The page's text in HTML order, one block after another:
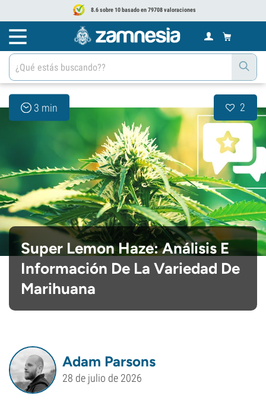
8.6 sobre 10 basado en 79708 valoraciones
3 min 2
Super Lemon Haze: Análisis E
Información De La Variedad De
Marihuana
Adam Parsons
28 de julio de 2026